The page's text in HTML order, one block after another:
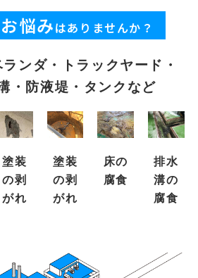
お悩みはありませんか？
ンダ・トラックヤード・
・防液堤・タンクなど
塗装
の剥
がれ
塗装
の剥
がれ
床の
腐食
排水
溝の
腐食